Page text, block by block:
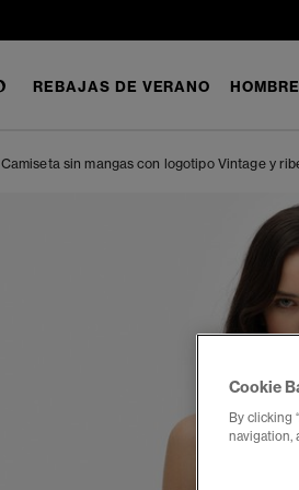
REBAJAS DE VERANO HOMBRE
Camiseta sin mangas con logotipo Vintage y
Cookie
By clicking
navigation,